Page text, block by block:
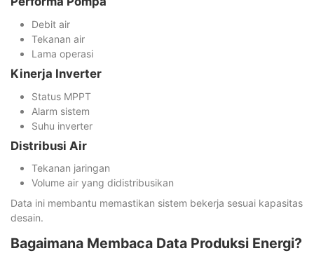
Debit air
Tekanan air
Lama operasi
Kinerja Inverter
Status MPPT
Alarm sistem
Suhu inverter
Distribusi Air
Tekanan jaringan
Volume air yang didistribusikan
Data ini membantu memastikan sistem bekerja sesuai kapasitas
desain.
Bagaimana Membaca Data Produksi Energi?